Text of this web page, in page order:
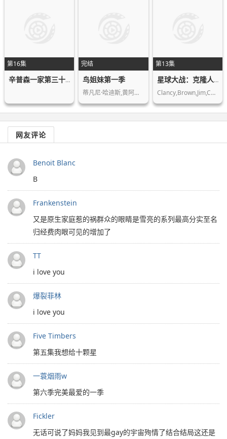
第16集
辛普森一家第三十六季
完结
鸟姐妹第一季
蒂凡尼·哈迪斯,黄阿丽,史蒂文·元,丽…
第13集
星球大战：克隆人战争第五季
Clancy,Brown,Jim,Cummings,Tom,Kane
网友评论
Benoit Blanc
B
Frankenstein
又是原生家庭惹的祸群众的眼睛是雪亮的系列最高分实至名
归经费肉眼可见的增加了
TT
i love you
爆裂菲林
i love you
Five Timbers
第五集我想给十颗星
一蓑烟雨w
第六季完美最爱的一季
Fickler
无话可说了妈妈我见到最gay的宇宙殉情了结合结局这还是